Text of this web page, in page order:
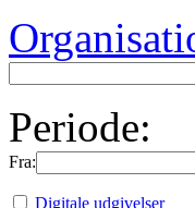
Periode:
Fra:
Digitale udgivelser